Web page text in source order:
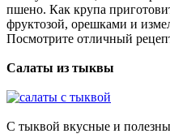
пшено. Как крупа
фруктозой, орешками и
Посмотрите отличный
Салаты из тыквы
С тыквой вкусные и